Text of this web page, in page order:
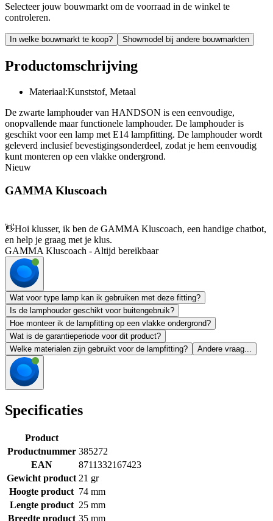
Selecteer jouw bouwmarkt om de voorraad in de winkel te
controleren.
In welke bouwmarkt te koop? Showmodel bij andere bouwmarkten
Productomschrijving
Materiaal:Kunststof, Metaal
De zwarte lamphouder van HANDSON is een eenvoudige,
onopvallende maar functionele lamphouder. De lamphouder is
geschikt voor een lamp met E14 lampfitting. De lamphouder wordt
geleverd inclusief bevestigingsonderdeel, zodat je hem eenvoudig
kunt monteren op een vlakke ondergrond.
Nieuw
GAMMA Kluscoach
👋Hoi klusser, ik ben de GAMMA Kluscoach, een handige chatbot,
en help je graag met je klus.
GAMMA Kluscoach - Altijd bereikbaar
Wat voor type lamp kan ik gebruiken met deze fitting?
Is de lamphouder geschikt voor buitengebruik?
Hoe monteer ik de lampfitting op een vlakke ondergrond?
Wat is de garantieperiode voor dit product?
Welke materialen zijn gebruikt voor de lampfitting?
Andere vraag...
Specificaties
Product
Productnummer 385272
EAN
8711332167423
Gewicht product 21 gr
Hoogte product 74 mm
Lengte product 25 mm
Breedte product 35 mm